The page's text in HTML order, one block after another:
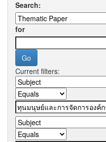
Search:
for
Current filters: